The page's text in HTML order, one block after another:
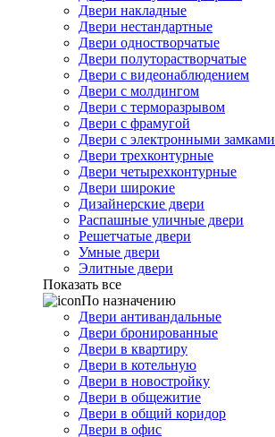
Двери накладные
Двери нестандартные
Двери одностворчатые
Двери полуторастворчатые
Двери с видеонаблюдением
Двери с молдингом
Двери с терморазрывом
Двери с фрамугой
Двери с электронными замками
Двери трехконтурные
Двери четырехконтурные
Двери широкие
Дизайнерские двери
Распашные уличные двери
Решетчатые двери
Умные двери
Элитные двери
Показать все
По назначению
Двери антивандальные
Двери бронированные
Двери в квартиру
Двери в котельную
Двери в новостройку
Двери в общежитие
Двери в общий коридор
Двери в офис